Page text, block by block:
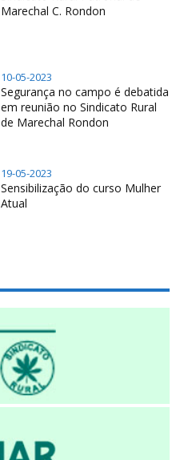
Marechal C. Rondon
10-05-2023
Segurança no campo é debatida
em reunião no Sindicato Rural
de Marechal Rondon
19-05-2023
Sensibilização do curso Mulher
Atual